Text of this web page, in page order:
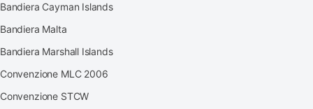
Bandiera Cayman Islands
Bandiera Malta
Bandiera Marshall Islands
Convenzione MLC 2006
Convenzione STCW